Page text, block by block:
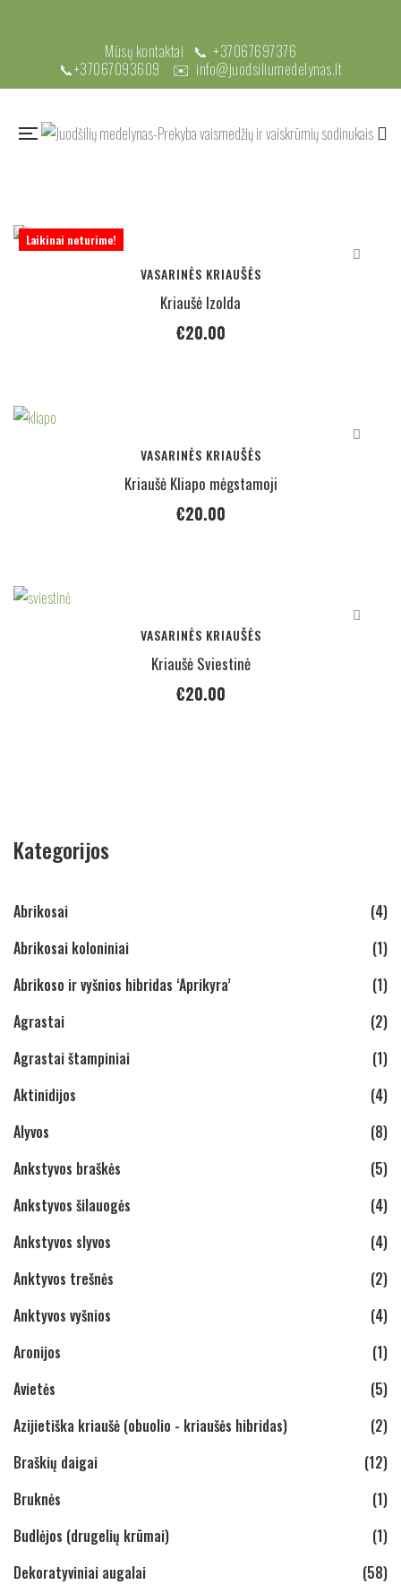
Mūsų kontaktai 📞 +37067697376
📞+37067093609 ✉️ info@juodsiliumedelynas.lt
Laikinai neturime!
VASARINĖS KRIAUŠĖS
Kriaušė Izolda
€20.00
VASARINĖS KRIAUŠĖS
Kriaušė Kliapo mėgstamoji
€20.00
VASARINĖS KRIAUŠĖS
Kriaušė Sviestinė
€20.00
Kategorijos
Abrikosai
(4)
Abrikosai koloniniai
(1)
Abrikoso ir vyšnios hibridas ‘Aprikyra’
(1)
Agrastai
(2)
Agrastai štampiniai
(1)
Aktinidijos
(4)
Alyvos
(8)
Ankstyvos braškės
(5)
Ankstyvos šilauogės
(4)
Ankstyvos slyvos
(4)
Anktyvos trešnės
(2)
Anktyvos vyšnios
(4)
Aronijos
(1)
Avietės
(5)
Azijietiška kriaušė (obuolio - kriaušės hibridas)
(2)
Braškių daigai
(12)
Bruknės
(1)
Budlėjos (drugelių krūmai)
(1)
Dekoratyviniai augalai
(58)